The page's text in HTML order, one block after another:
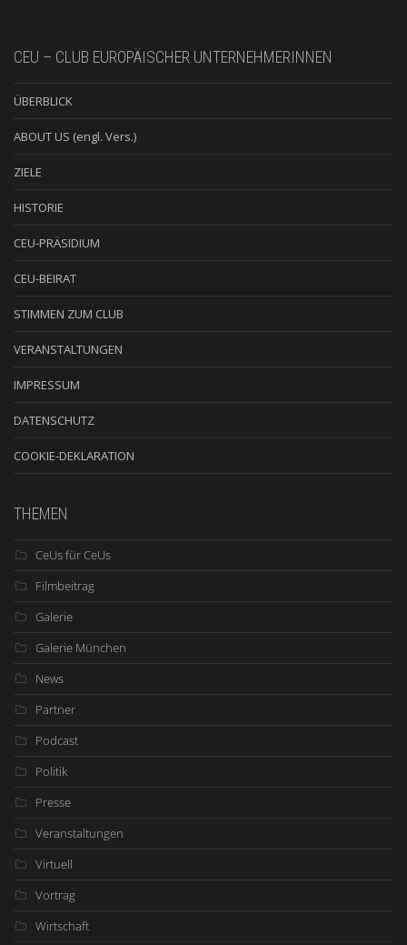
CEU – CLUB EUROPÄISCHER UNTERNEHMERINNEN
ÜBERBLICK
ABOUT US (engl. Vers.)
ZIELE
HISTORIE
CEU-PRÄSIDIUM
CEU-BEIRAT
STIMMEN ZUM CLUB
VERANSTALTUNGEN
IMPRESSUM
DATENSCHUTZ
COOKIE-DEKLARATION
THEMEN
CeUs für CeUs
Filmbeitrag
Galerie
Galerie München
News
Partner
Podcast
Politik
Presse
Veranstaltungen
Virtuell
Vortrag
Wirtschaft